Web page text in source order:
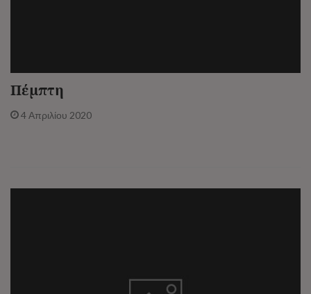
Πέμπτη
4 Απριλίου 2020